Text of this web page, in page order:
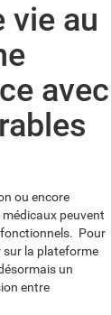
vie au
avec
ou encore
peuvent
fonctionnels. Pour
sur la plateforme
un
entre